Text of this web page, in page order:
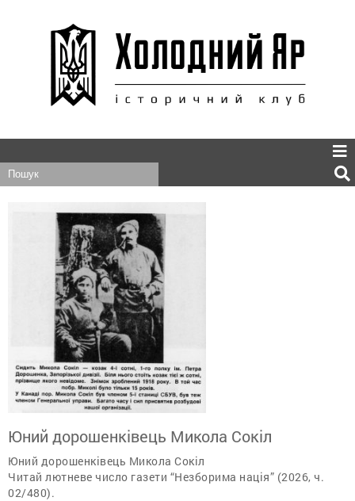
Юний дорошенківець Микола Сокіл
Юний дорошенківець Микола Сокіл
Читай лютневе число газети “Незборима нація” (2026, ч.
02/480).